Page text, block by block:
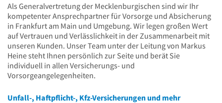
Als Generalvertretung der Mecklenburgischen sind wir Ihr
kompetenter Ansprechpartner für Vorsorge und Absicherung
in Frankfurt am Main und Umgebung. Wir legen großen Wert
auf Vertrauen und Verlässlichkeit in der Zusammenarbeit mit
unseren Kunden. Unser Team unter der Leitung von Markus
Heine steht Ihnen persönlich zur Seite und berät Sie
individuell in allen Versicherungs- und
Vorsorgeangelegenheiten.
Unfall-, Haftpflicht-, Kfz-Versicherungen und mehr